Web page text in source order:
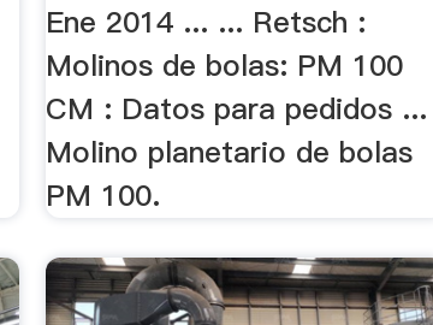
Ene 2014 ... ... Retsch :
Molinos de bolas: PM 100
CM : Datos para pedidos ...
Molino planetario de bolas
PM 100.